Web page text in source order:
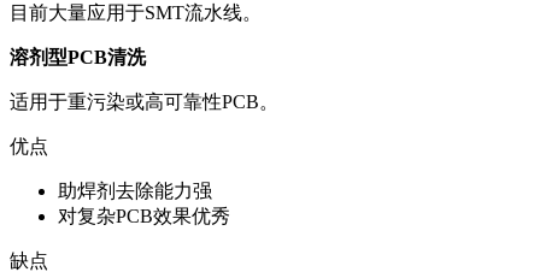
目前大量应用于SMT流水线。
溶剂型PCB清洗
适用于重污染或高可靠性PCB。
优点
助焊剂去除能力强
对复杂PCB效果优秀
缺点